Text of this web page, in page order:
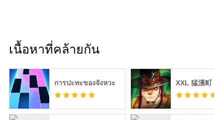
เนื้อหาที่คล้ายกัน
การปะทะของจังหวะ XXL 猛漢町